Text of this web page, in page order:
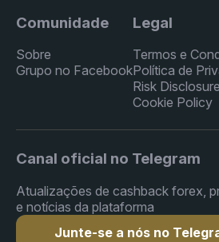
Comunidade
Sobre
Grupo no Facebook
Legal
Termos e
Política de
Risk Disclosure
Cookie Policy
Canal oficial no Telegram
Atualizações de cashback forex,
e notícias da plataforma
Junte-se a nós no